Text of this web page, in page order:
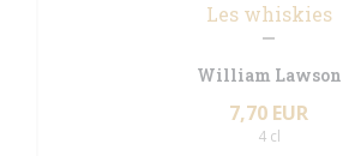
Les whiskies
William Lawson
7,70 EUR
4 cl